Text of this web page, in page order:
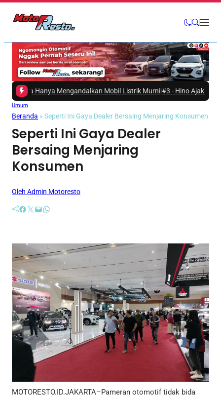
Hanya Mengandalkan Mobil Listrik Murni|#3 -Hino Ajak Masyarakat
Umum
Beranda » Seperti Ini Gaya Dealer Bersaing Menjaring Konsumen
Seperti Ini Gaya Dealer
Bersaing Menjaring
Konsumen
Oleh Admin Motoresto
Facebook Twitter Mail WhatsApp
MOTORESTO.ID.JAKARTA–Pameran otomotif tidak bida